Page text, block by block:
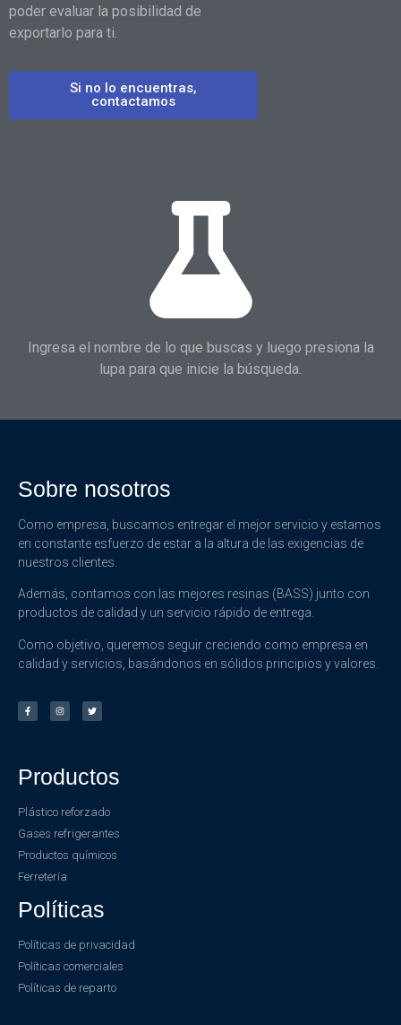
poder evaluar la posibilidad de
exportarlo para ti.
Si no lo encuentras,
contactamos
Ingresa el nombre de lo que buscas y luego presiona la
lupa para que inicie la búsqueda.
Sobre nosotros
Como empresa, buscamos entregar el mejor servicio y estamos
en constante esfuerzo de estar a la altura de las exigencias de
nuestros clientes.
Además, contamos con las mejores resinas (BASS) junto con
productos de calidad y un servicio rápido de entrega.
Como objetivo, queremos seguir creciendo como empresa en
calidad y servicios, basándonos en sólidos principios y valores.
Productos
Plástico reforzado
Gases refrigerantes
Productos químicos
Ferretería
Políticas
Políticas de privacidad
Políticas comerciales
Políticas de reparto